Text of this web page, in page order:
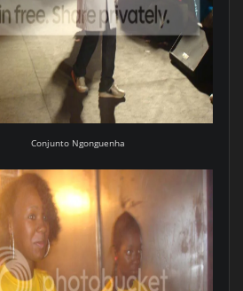
Conjunto Ngonguenha